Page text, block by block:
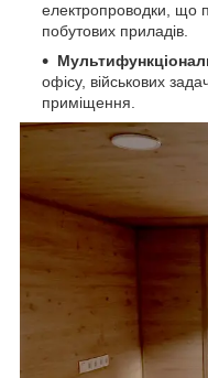
електропроводки, що
побутових приладів.
офісу, військових
приміщення.